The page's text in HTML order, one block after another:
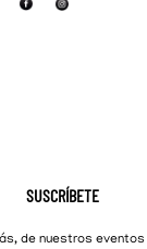
SUSCRÍBETE
de nuestros